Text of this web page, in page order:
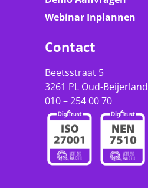
Webinar Inplannen
Contact
Beetsstraat 5
3261 PL Oud-Beijerland
010 – 254 00 70